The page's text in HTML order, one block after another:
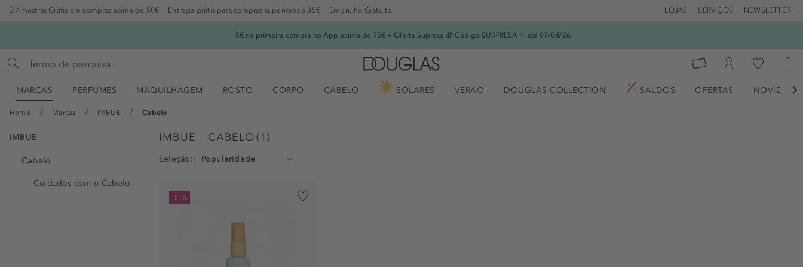
3 Amostras Grátis em compras acima de 50€ Entrega grátis para compras superiores a 35€ Embrulho Gratuito LOJAS SERVIÇOS NEWSLETTER
-5€ na primeira compra na App acima de 75€ + Oferta Supresa 🎁 Código SURPRESA ✨ até 07/08/26
MARCAS PERFUMES MAQUILHAGEM ROSTO CORPO CABELO SOLARES VERÃO DOUGLAS COLLECTION SALDOS OFERTAS 
Home Marcas IMBUE Cabelo
IMBUE
Cabelo
Cuidados com o Cabelo
IMBUE - CABELO (1 )
Seleção:
-51%